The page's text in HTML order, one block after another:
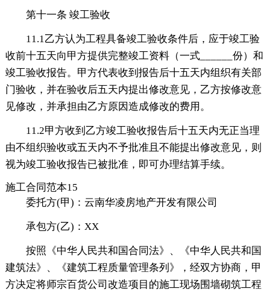
第十一条 竣工验收
11.1乙方认为工程具备竣工验收条件后，应于竣工验
收前十五天向甲方提供完整竣工资料（一式______份）和
竣工验收报告。甲方代表收到报告后十五天内组织有关部
门验收，并在验收后五天内提出修改意见，乙方按修改意
见修改，并承担由乙方原因造成修改的费用。
11.2甲方收到乙方竣工验收报告后十五天内无正当理
由不组织验收或五天内不予批准且不能提出修改意见，则
视为竣工验收报告已被批准，即可办理结算手续。
施工合同范本15
委托方(甲)：云南华凌房地产开发有限公司
承包方(乙)：XX
按照《中华人民共和国合同法》、《中华人民共和国
建筑法》、《建筑工程质量管理条列》，经双方协商，甲
方决定将师宗百货公司改造项目的施工现场围墙砌筑工程